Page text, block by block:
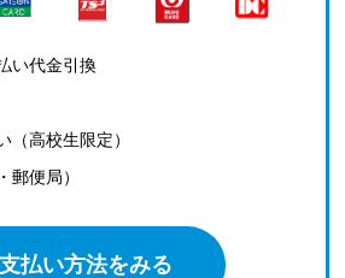
い代金引換
高校生限定）
便局）
払い方法をみる